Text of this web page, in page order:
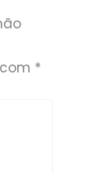
*